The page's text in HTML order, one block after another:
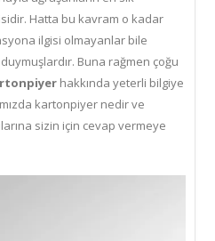
Hatta bu kavram o kadar
ilgisi olmayanlar bile
Buna rağmen çoğu
hakkında yeterli bilgiye
kartonpiyer nedir ve
sizin için cevap vermeye